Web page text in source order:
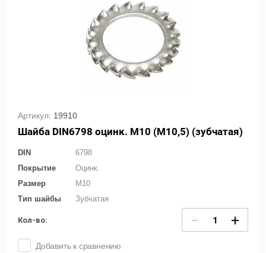
Артикул: 19910
Шайба DIN6798 оцинк. М10 (М10,5) (зубчатая)
DIN
6798
Покрытие
Оцинк.
Размер
M10
Тип шайбы
Зубчатая
Кол-во: − +
Добавить к сравнению